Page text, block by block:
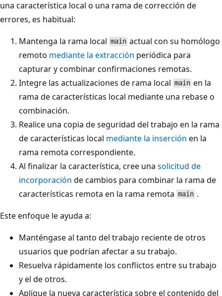
una característica local o una rama de corrección de
errores, es habitual:
Mantenga la rama local main actual con su homólogo
remoto mediante la extracción periódica para
capturar y combinar confirmaciones remotas.
Integre las actualizaciones de rama local main en la
rama de características local mediante una rebase o
combinación.
Realice una copia de seguridad del trabajo en la rama
de características local mediante la inserción en la
rama remota correspondiente.
Al finalizar la característica, cree una solicitud de
incorporación de cambios para combinar la rama de
características remota en la rama remota main .
Este enfoque le ayuda a:
Manténgase al tanto del trabajo reciente de otros
usuarios que podrían afectar a su trabajo.
Resuelva rápidamente los conflictos entre su trabajo
y el de otros.
Aplique la nueva característica sobre el contenido del